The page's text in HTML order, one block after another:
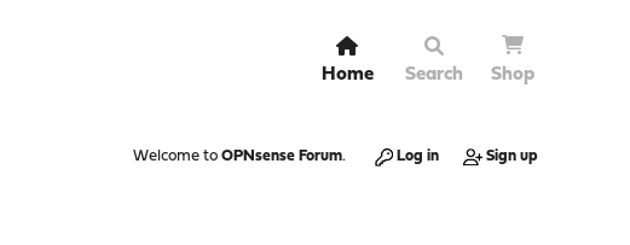
Home Search Shop
Welcome to OPNsense Forum. Log in Sign up